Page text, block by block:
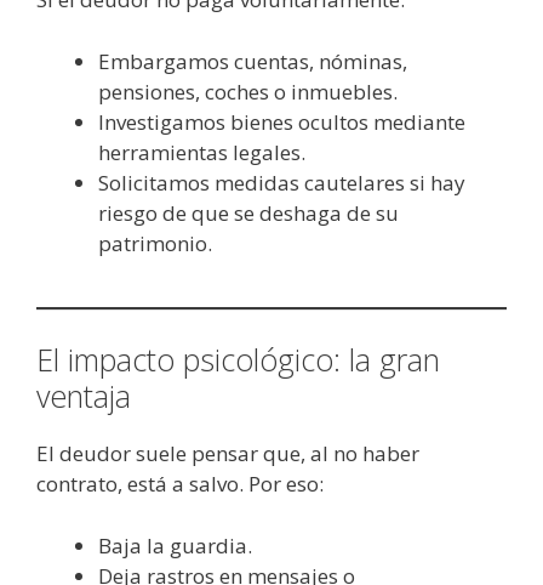
Embargamos cuentas, nóminas,
pensiones, coches o inmuebles.
Investigamos bienes ocultos mediante
herramientas legales.
Solicitamos medidas cautelares si hay
riesgo de que se deshaga de su
patrimonio.
El impacto psicológico: la gran
ventaja
El deudor suele pensar que, al no haber
contrato, está a salvo. Por eso:
Baja la guardia.
Deja rastros en mensajes o